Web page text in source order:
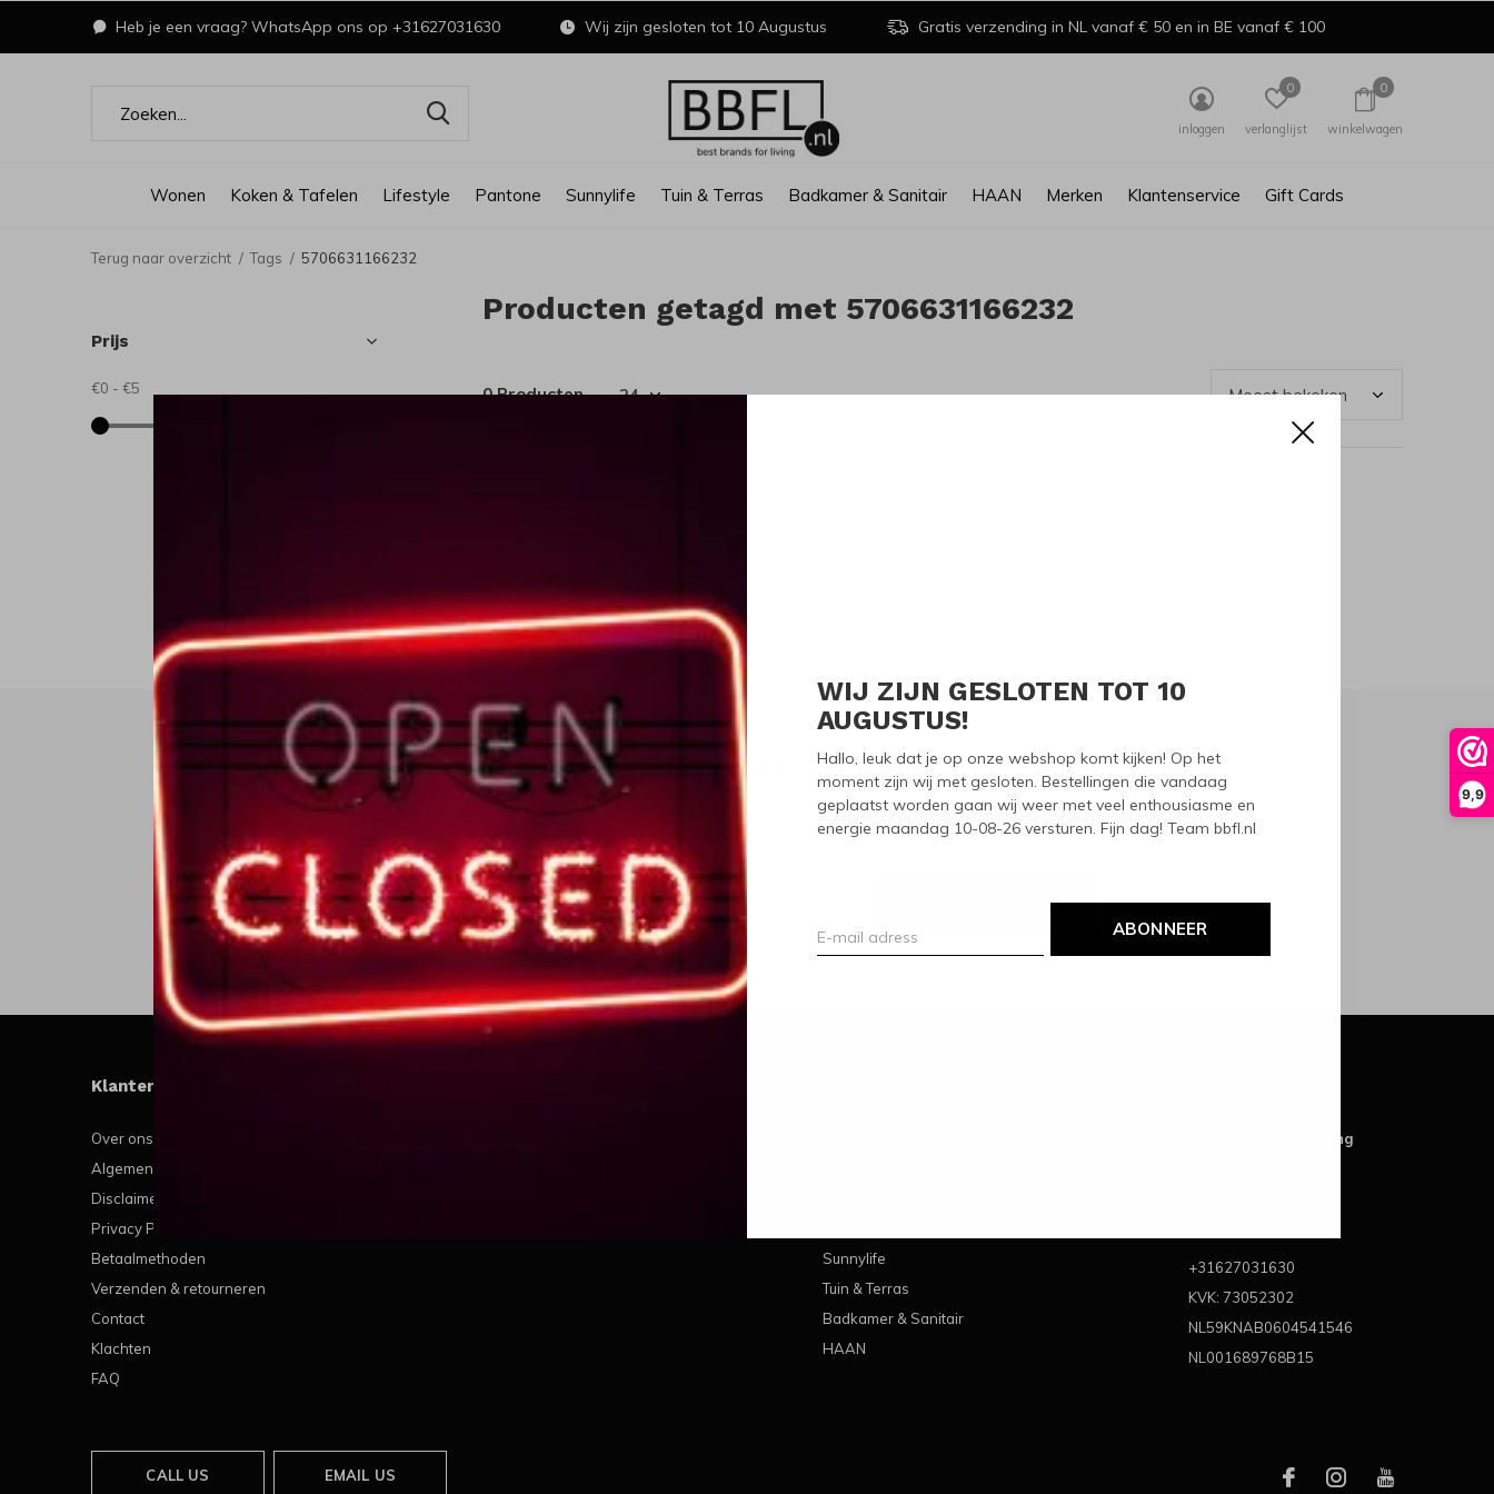
9,9
WIJ ZIJN GESLOTEN TOT 10
AUGUSTUS!
Hallo, leuk dat je op onze webshop komt kijken! Op het
moment zijn wij met gesloten. Bestellingen die vandaag
geplaatst worden gaan wij weer met veel enthousiasme en
energie maandag 10-08-26 versturen. Fijn dag! Team bbfl.nl
ABONNEER
Wonen Koken & Tafelen Lifestyle Pantone Sunnylife Tuin & Terras Badkamer & Sanitair HAAN Merken Klantenservice Gift Cards
inloggen verlanglijst
0
winkelwagen
0
Heb je een vraag? WhatsApp ons op +31627031630 Wij zijn gesloten tot 10 Augustus Gratis verzending in NL vanaf € 50 en in BE vanaf € 100
Terug naar overzicht Tags 5706631166232
Producten getagd met 5706631166232
0 Producten
Prijs
€0 - €5
Meld je aan voor onze nieuwsbrief
Ontvang de nieuwste aanbiedingen en promoties
Klantenservice
Over ons
Algemene voorwaarden
Disclaimer
Privacy Policy
Betaalmethoden
Verzenden & retourneren
Contact
Klachten
FAQ
Sunnylife
Tuin & Terras
Badkamer & Sanitair
HAAN
Best Brands For Living
+31627031630
KVK: 73052302
NL59KNAB0604541546
NL001689768B15
CALL US EMAIL US